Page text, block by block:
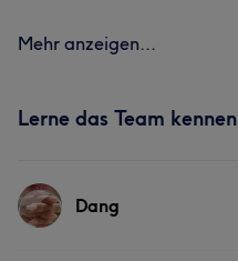
Mehr anzeigen...
Lerne das Team kennen
Dang